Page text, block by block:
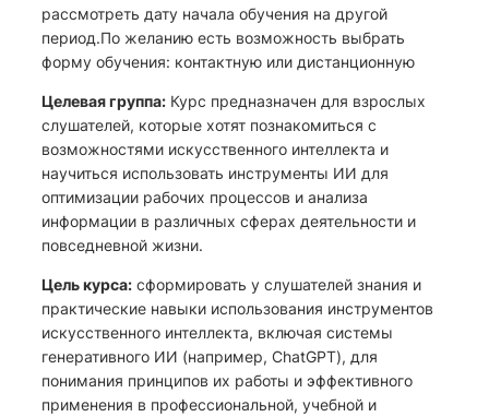
рассмотреть дату начала обучения на другой
период.По желанию есть возможность выбрать
форму обучения: контактную или дистанционную
Целевая группа: Курс предназначен для взрослых
слушателей, которые хотят познакомиться с
возможностями искусственного интеллекта и
научиться использовать инструменты ИИ для
оптимизации рабочих процессов и анализа
информации в различных сферах деятельности и
повседневной жизни.
Цель курса: сформировать у слушателей знания и
практические навыки использования инструментов
искусственного интеллекта, включая системы
генеративного ИИ (например, ChatGPT), для
понимания принципов их работы и эффективного
применения в профессиональной, учебной и